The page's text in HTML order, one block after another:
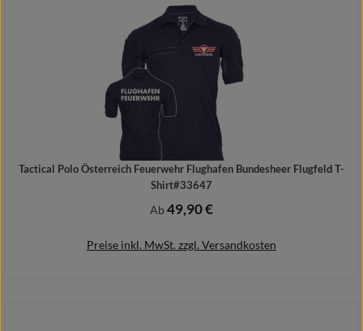
Tactical Polo Österreich Feuerwehr Flughafen Bundesheer Flugfeld T-
Shirt#33647
Regulärer Preis:
Ab49,90 €
Preise inkl. MwSt. zzgl. Versandkosten